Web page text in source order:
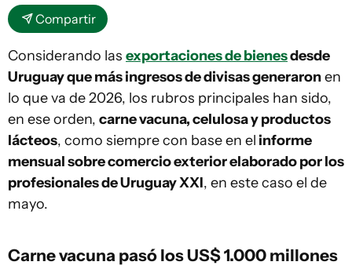
Compartir
Considerando las exportaciones de bienesdesde
Uruguay que más ingresos de divisas generaronen
lo que va de 2026, los rubros principales han sido,
en ese orden, carne vacuna, celulosa y productos
lácteos, como siempre con base en el informe
mensual sobre comercio exterior elaborado por los
profesionales de Uruguay XXI, en este caso el de
mayo.
Carne vacuna pasó los US$ 1.000 millones